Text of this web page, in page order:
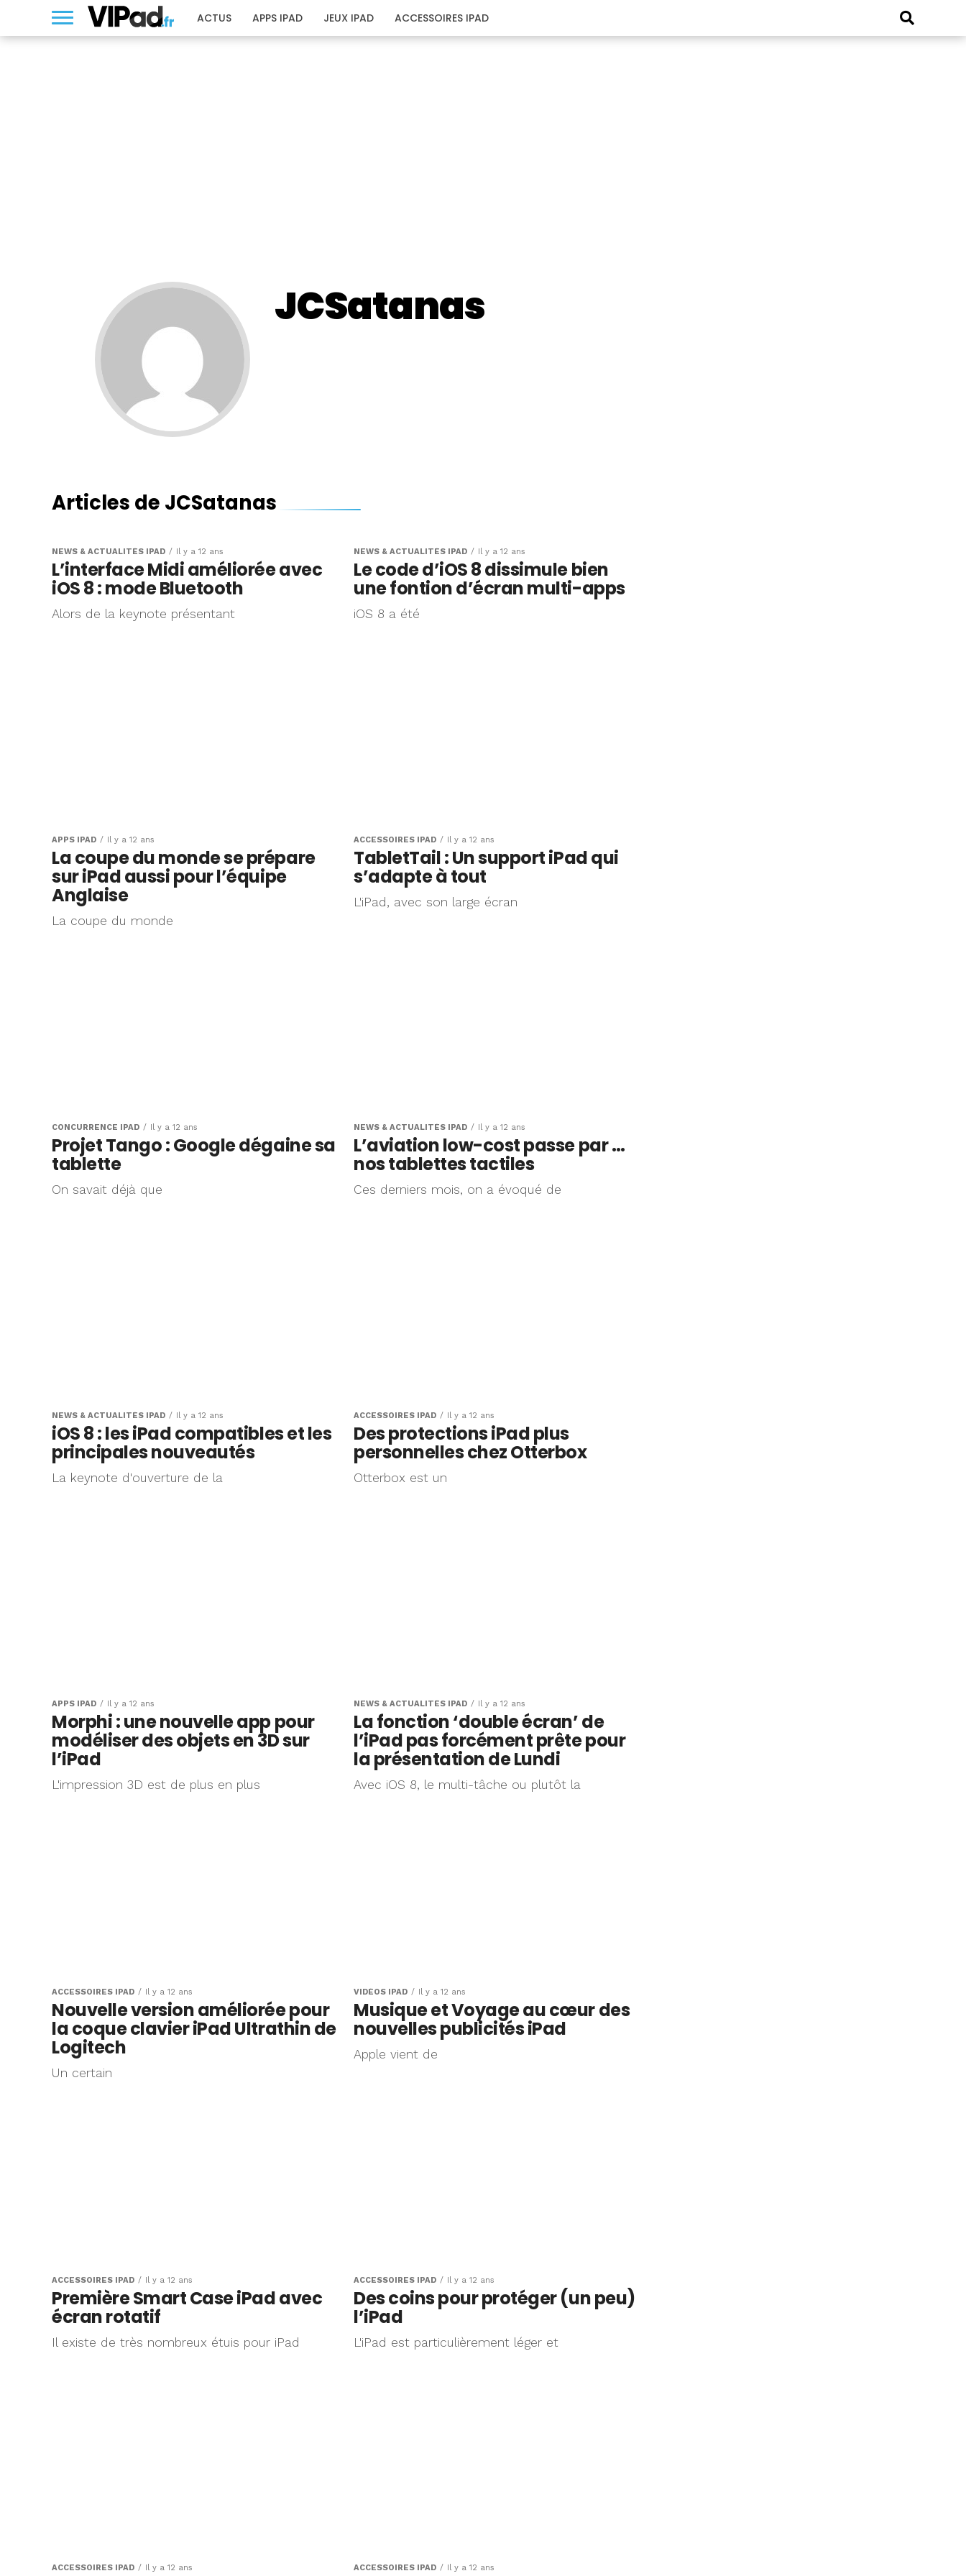
ACTUS APPS IPAD JEUX IPAD ACCESSOIRES IPAD
JCSatanas
Articles de JCSatanas
NEWS & ACTUALITÉS IPAD Il y a 12 ans
L’interface Midi améliorée avec
iOS 8 : mode Bluetooth
Alors de la keynote présentant
NEWS & ACTUALITÉS IPAD Il y a 12 ans
Le code d’iOS 8 dissimule bien
une fontion d’écran multi-apps
iOS 8 a été
APPS IPAD Il y a 12 ans
La coupe du monde se prépare
sur iPad aussi pour l’équipe
Anglaise
La coupe du monde
ACCESSOIRES IPAD Il y a 12 ans
TabletTail : Un support iPad qui
s’adapte à tout
L'iPad, avec son large écran
CONCURRENCE IPAD Il y a 12 ans
Projet Tango : Google dégaine sa
tablette
On savait déjà que
NEWS & ACTUALITÉS IPAD Il y a 12 ans
L’aviation low-cost passe par …
nos tablettes tactiles
Ces derniers mois, on a évoqué de
NEWS & ACTUALITÉS IPAD Il y a 12 ans
iOS 8 : les iPad compatibles et les
principales nouveautés
La keynote d'ouverture de la
ACCESSOIRES IPAD Il y a 12 ans
Des protections iPad plus
personnelles chez Otterbox
Otterbox est un
APPS IPAD Il y a 12 ans
Morphi : une nouvelle app pour
modéliser des objets en 3D sur
l’iPad
L'impression 3D est de plus en plus
NEWS & ACTUALITÉS IPAD Il y a 12 ans
La fonction ‘double écran’ de
l’iPad pas forcément prête pour
la présentation de Lundi
Avec iOS 8, le multi-tâche ou plutôt la
ACCESSOIRES IPAD Il y a 12 ans
Nouvelle version améliorée pour
la coque clavier iPad Ultrathin de
Logitech
Un certain
VIDÉOS IPAD Il y a 12 ans
Musique et Voyage au cœur des
nouvelles publicités iPad
Apple vient de
ACCESSOIRES IPAD Il y a 12 ans
Première Smart Case iPad avec
écran rotatif
Il existe de très nombreux étuis pour iPad
ACCESSOIRES IPAD Il y a 12 ans
Des coins pour protéger (un peu)
l’iPad
L'iPad est particulièrement léger et
ACCESSOIRES IPAD Il y a 12 ans ACCESSOIRES IPAD Il y a 12 ans